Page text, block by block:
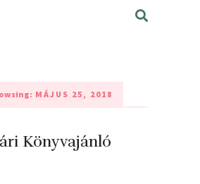
MÁJUS 25, 2018
Könyvajánló